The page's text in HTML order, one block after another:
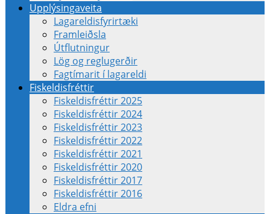
Upplýsingaveita
Lagareldisfyrirtæki
Framleiðsla
Útflutningur
Lög og reglugerðir
Fagtímarit í lagareldi
Fiskeldisfréttir
Fiskeldisfréttir 2025
Fiskeldisfréttir 2024
Fiskeldisfréttir 2023
Fiskeldisfréttir 2022
Fiskeldisfréttir 2021
Fiskeldisfréttir 2020
Fiskeldisfréttir 2017
Fiskeldisfréttir 2016
Eldra efni